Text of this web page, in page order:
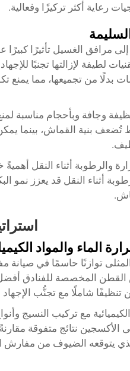
رعاية أكثر تركيزًا وفعالية.
مرافق الغسيل تأثيرًا كبيرًا
لطيفة لإزالتها تجنبًا
من تجميعها، مما يمنع
وجافة وبأحجام مناسبة
بنية القماش، بينما يمكن
والرطوبة أثناء النقل أهميةً
أثناء النقل قد يعزز نمو
الماء والمواد
توازنًا حاسمًا في صيانة
المخصصة للفنادق أفضل
مع تركيب النسيج
الأكسجين نتائج متفوقة
يتوقعه الضيوف من مفارش